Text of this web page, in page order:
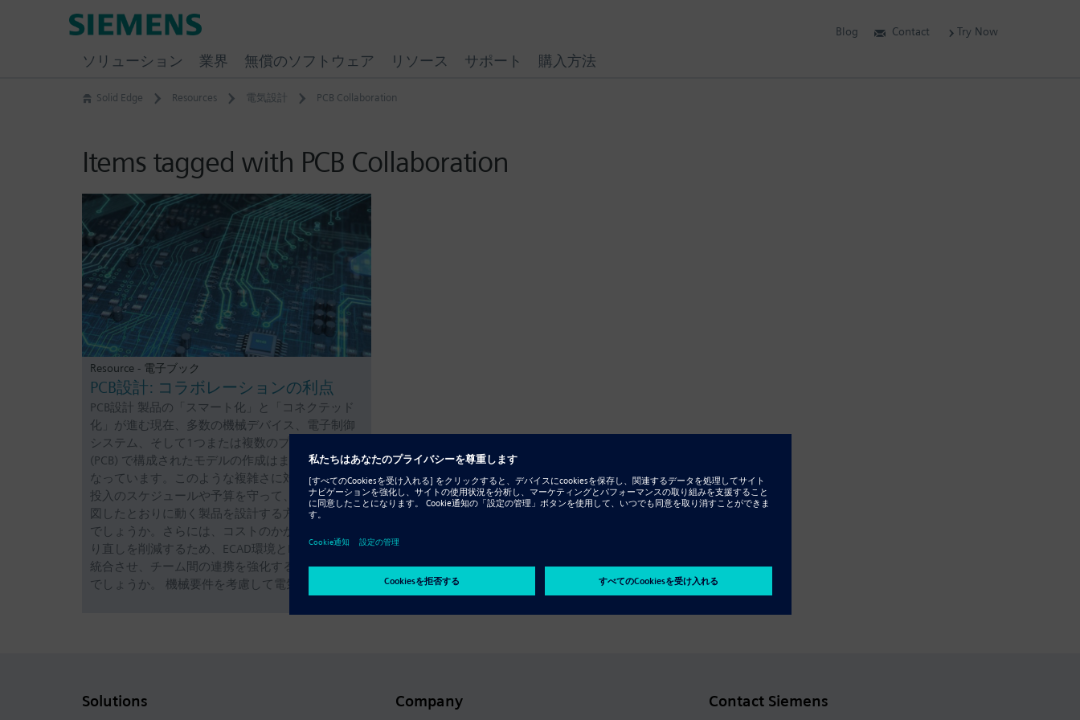
Solid Edge Resources 電気設計 PCB Collaboration
Items tagged with PCB Collaboration
Resource - 電子ブック
PCB設計: コラボレーションの利点
PCB設計 製品の「スマート化」と「コネクテッド
化」が進む現在、多数の機械デバイス、電子制御
システム、そして1つまたは複数のプリント基板
(PCB) で構成されたモデルの作成はますます難しく
なっています。このような複雑さに対応し、市場
投入のスケジュールや予算を守って、初回から意
図したとおりに動く製品を設計する方法はあるの
でしょうか。さらには、コストのかかる設計のや
り直しを削減するため、ECAD環境とMCAD環境を
統合させ、チーム間の連携を強化することは可能
でしょうか。 機械要件を考慮して電気設計のレ…
Solutions Company Contact Siemens
Blog Contact Try Now
ソリューション 業界 無償のソフトウェア リソース サポート 購入方法